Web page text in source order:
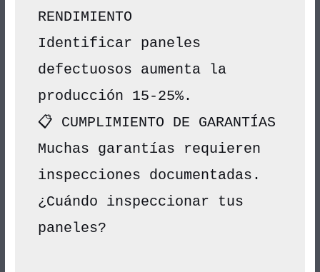
RENDIMIENTO
Identificar paneles
defectuosos aumenta la
producción 15-25%.
📋 CUMPLIMIENTO DE GARANTÍAS
Muchas garantías requieren
inspecciones documentadas.
¿Cuándo inspeccionar tus
paneles?